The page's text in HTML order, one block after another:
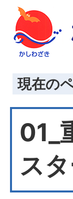
現在の
01_
ス